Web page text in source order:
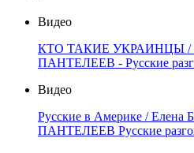
Видео
КТО ТАКИЕ УКРАИНЦЫ /
ПАНТЕЛЕЕВ - Русские
Видео
Русские в Америке /
ПАНТЕЛЕЕВ Русские